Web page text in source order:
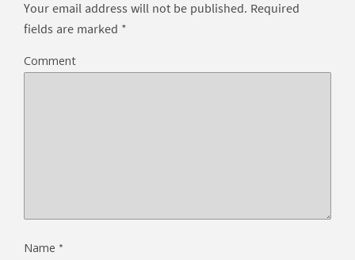
Your email address will not be published. Required
fields are marked *
Comment
Name *